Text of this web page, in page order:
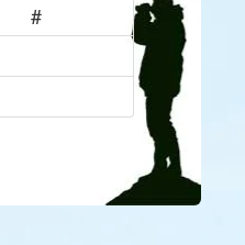
#